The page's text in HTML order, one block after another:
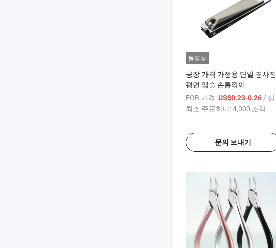
동영상
공장 가격 가정용 단일 경사진
평면 입술 손톱깎이
FOB 가격:US$0.23-0.26/ 상품
최소 주문하다:4,000 조각
문의 보내기